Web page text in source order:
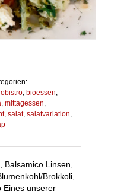
, bioessen,
, mittagessen,
, salat, salatvariation,
Balsamico Linsen,
Brokkoli,
Eines unserer